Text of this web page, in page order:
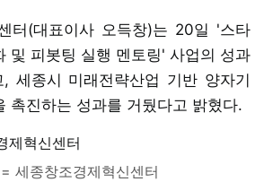
터(대표이사 오득창)는 20일 '스타
및 피봇팅 실행 멘토링' 사업의 성과
, 세종시 미래전략산업 기반 양자기
촉진하는 성과를 거뒀다고 밝혔다.
세종창조경제혁신센터